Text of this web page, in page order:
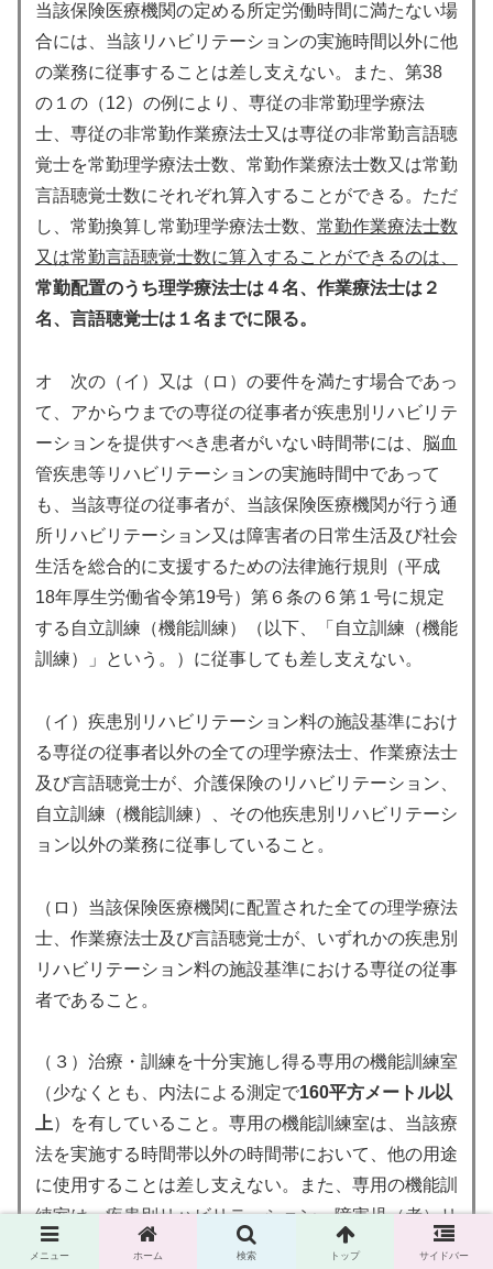
当該保険医療機関の定める所定労働時間に満たない場
合には、当該リハビリテーションの実施時間以外に他
の業務に従事することは差し支えない。また、第38
の１の（12）の例により、専従の非常勤理学療法
士、専従の非常勤作業療法士又は専従の非常勤言語聴
覚士を常勤理学療法士数、常勤作業療法士数又は常勤
言語聴覚士数にそれぞれ算入することができる。ただ
し、常勤換算し常勤理学療法士数、 常勤作業療法士数
又は常勤言語聴覚士数に算入することができるのは、
常勤配置のうち理学療法士は４名、作業療法士は２
名、言語聴覚士は１名までに限る。
オ 次の（イ）又は（ロ）の要件を満たす場合であっ
て、アからウまでの専従の従事者が疾患別リハビリテ
ーションを提供すべき患者がいない時間帯には、脳血
管疾患等リハビリテーションの実施時間中であって
も、当該専従の従事者が、当該保険医療機関が行う通
所リハビリテーション又は障害者の日常生活及び社会
生活を総合的に支援するための法律施行規則（平成
18年厚生労働省令第19号）第６条の６第１号に規定
する自立訓練（機能訓練）（以下、「自立訓練（機能
訓練）」という。）に従事しても差し支えない。
（イ）疾患別リハビリテーション料の施設基準におけ
る専従の従事者以外の全ての理学療法士、作業療法士
及び言語聴覚士が、介護保険のリハビリテーション、
自立訓練（機能訓練）、その他疾患別リハビリテーシ
ョン以外の業務に従事していること。
（ロ）当該保険医療機関に配置された全ての理学療法
士、作業療法士及び言語聴覚士が、いずれかの疾患別
リハビリテーション料の施設基準における専従の従事
者であること。
（３）治療・訓練を十分実施し得る専用の機能訓練室
（少なくとも、内法による測定で160平方メートル以
上）を有していること。専用の機能訓練室は、当該療
法を実施する時間帯以外の時間帯において、他の用途
に使用することは差し支えない。また、専用の機能訓
練室は、疾患別リハビリテーション、障害児（者）リ
ハビリテーション又はがん患者リハビリテーションを
メニュー ホーム 検索 トップ サイドバー